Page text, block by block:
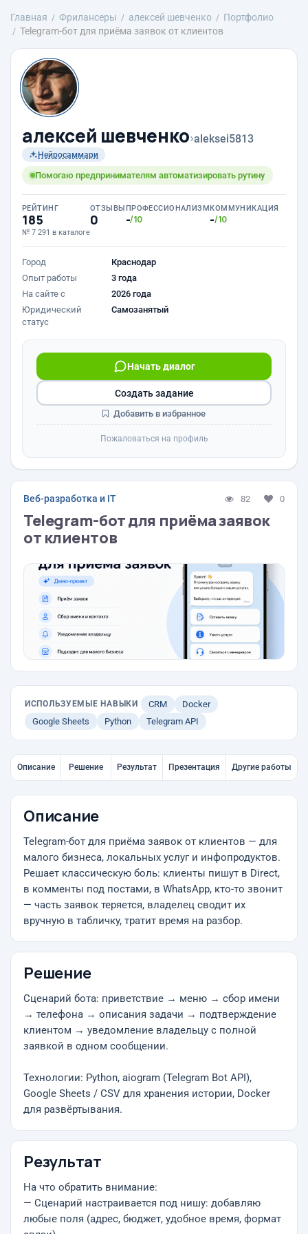
Главная Фрилансеры алексей шевченко
Портфолио
Telegram-бот для приёма заявок от клиентов
алексей шевченко›aleksei5813
Нейросаммари
Помогаю предпринимателям автоматизировать рутину
РЕЙТИНГ
185
№ 7 291 в каталоге
ОТЗЫВЫ
0
ПРОФЕССИОНАЛИЗМ
-/10
КОММУНИКАЦИЯ
-/10
Город
Краснодар
Опыт работы
3 года
На сайте с
2026 года
Юридический
статус
Самозанятый
Начать диалог
Создать задание
Добавить в избранное
Пожаловаться на профиль
Веб-разработка и IT 82 0
Telegram-бот для приёма заявок
от клиентов
ИСПОЛЬЗУЕМЫЕ НАВЫКИ CRM
Docker
Google Sheets
Python Telegram API
Описание Решение Результат Презентация Другие работы
Описание
Telegram-бот для приёма заявок от клиентов — для
малого бизнеса, локальных услуг и инфопродуктов.
Решает классическую боль: клиенты пишут в Direct,
в комменты под постами, в WhatsApp, кто-то звонит
— часть заявок теряется, владелец сводит их
вручную в табличку, тратит время на разбор.
Решение
Сценарий бота: приветствие → меню → сбор имени
→ телефона → описания задачи → подтверждение
клиентом → уведомление владельцу с полной
заявкой в одном сообщении.
Технологии: Python, aiogram (Telegram Bot API),
Google Sheets / CSV для хранения истории, Docker
для развёртывания.
Результат
На что обратить внимание:
— Сценарий настраивается под нишу: добавляю
любые поля (адрес, бюджет, удобное время, формат